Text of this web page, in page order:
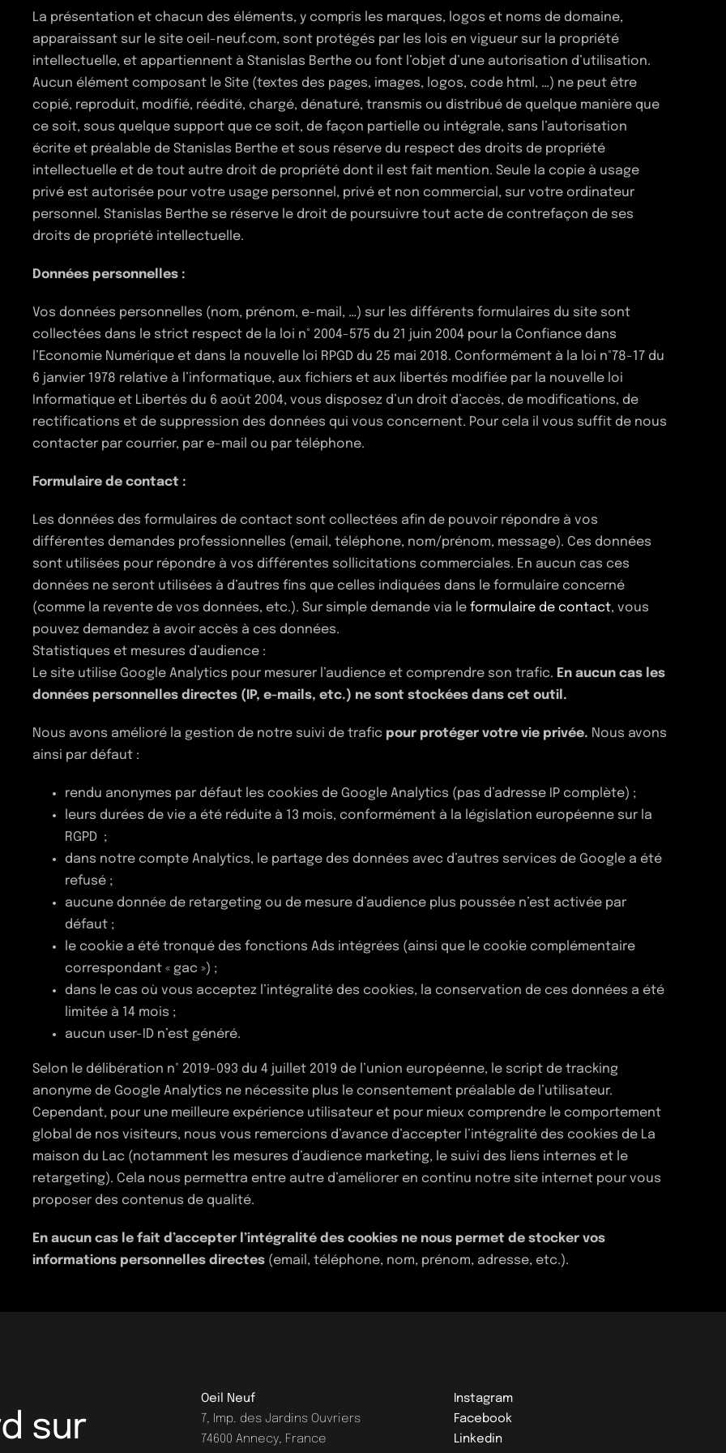
La présentation et chacun des éléments, y compris les marques, logos et noms de domaine,
apparaissant sur le site oeil-neuf.com, sont protégés par les lois en vigueur sur la propriété
intellectuelle, et appartiennent à Stanislas Berthe ou font l’objet d’une autorisation d’utilisation.
Aucun élément composant le Site (textes des pages, images, logos, code html, …) ne peut être
copié, reproduit, modifié, réédité, chargé, dénaturé, transmis ou distribué de quelque manière que
ce soit, sous quelque support que ce soit, de façon partielle ou intégrale, sans l’autorisation
écrite et préalable de Stanislas Berthe et sous réserve du respect des droits de propriété
intellectuelle et de tout autre droit de propriété dont il est fait mention. Seule la copie à usage
privé est autorisée pour votre usage personnel, privé et non commercial, sur votre ordinateur
personnel. Stanislas Berthe se réserve le droit de poursuivre tout acte de contrefaçon de ses
droits de propriété intellectuelle.
Données personnelles :
Vos données personnelles (nom, prénom, e-mail, …) sur les différents formulaires du site sont
collectées dans le strict respect de la loi n° 2004-575 du 21 juin 2004 pour la Confiance dans
l’Economie Numérique et dans la nouvelle loi RPGD du 25 mai 2018. Conformément à la loi n°78-17 du
6 janvier 1978 relative à l’informatique, aux fichiers et aux libertés modifiée par la nouvelle loi
Informatique et Libertés du 6 août 2004, vous disposez d’un droit d’accès, de modifications, de
rectifications et de suppression des données qui vous concernent. Pour cela il vous suffit de nous
contacter par courrier, par e-mail ou par téléphone.
Formulaire de contact :
Les données des formulaires de contact sont collectées afin de pouvoir répondre à vos
différentes demandes professionnelles (email, téléphone, nom/prénom, message). Ces données
sont utilisées pour répondre à vos différentes sollicitations commerciales. En aucun cas ces
données ne seront utilisées à d’autres fins que celles indiquées dans le formulaire concerné
(comme la revente de vos données, etc.). Sur simple demande via le formulaire de contact, vous
pouvez demandez à avoir accès à ces données.
Statistiques et mesures d’audience :
Le site utilise Google Analytics pour mesurer l’audience et comprendre son trafic. En aucun cas les
données personnelles directes (IP, e-mails, etc.) ne sont stockées dans cet outil.
Nous avons amélioré la gestion de notre suivi de trafic pour protéger votre vie privée. Nous avons
ainsi par défaut :
rendu anonymes par défaut les cookies de Google Analytics (pas d’adresse IP complète) ;
leurs durées de vie a été réduite à 13 mois, conformément à la législation européenne sur la
RGPD ;
dans notre compte Analytics, le partage des données avec d’autres services de Google a été
refusé ;
aucune donnée de retargeting ou de mesure d’audience plus poussée n’est activée par
défaut ;
le cookie a été tronqué des fonctions Ads intégrées (ainsi que le cookie complémentaire
correspondant « gac ») ;
dans le cas où vous acceptez l’intégralité des cookies, la conservation de ces données a été
limitée à 14 mois ;
aucun user-ID n’est généré.
Selon le délibération n° 2019-093 du 4 juillet 2019 de l’union européenne, le script de tracking
anonyme de Google Analytics ne nécessite plus le consentement préalable de l’utilisateur.
Cependant, pour une meilleure expérience utilisateur et pour mieux comprendre le comportement
global de nos visiteurs, nous vous remercions d’avance d’accepter l’intégralité des cookies de La
maison du Lac (notamment les mesures d’audience marketing, le suivi des liens internes et le
retargeting). Cela nous permettra entre autre d’améliorer en continu notre site internet pour vous
proposer des contenus de qualité.
En aucun cas le fait d’accepter l’intégralité des cookies ne nous permet de stocker vos
informations personnelles directes(email, téléphone, nom, prénom, adresse, etc.).
sur
Oeil Neuf
7, Imp. des Jardins Ouvriers
74600 Annecy, France
Instagram
Facebook
Linkedin
+33 (0)9 84 27 61 16
Instagram
Facebook